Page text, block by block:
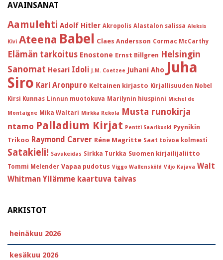
AVAINSANAT
Aamulehti Adolf Hitler Akropolis Alastalon salissa Aleksis
Kivi Ateena Babel Claes Andersson Cormac McCarthy
Elämän tarkoitus Enostone Ernst Billgren Helsingin
Sanomat Hesari Idoli J.M. Coetzee Juhani Aho Juha
Siro Kari Aronpuro Keltainen kirjasto Kirjallisuuden Nobel
Kirsi Kunnas Linnun muotokuva Marilynin hiuspinni Michel de
Montaigne Mika Waltari Mirkka Rekola Musta runokirja
ntamo Palladium Kirjat Pentti Saarikoski Pyynikin
Trikoo Raymond Carver Réne Magritte Saat toivoa kolmesti
Satakieli! Savukeidas Sirkka Turkka Suomen kirjailijaliitto
Tommi Melender Vapaa pudotus Viggo Wallensköld Viljo Kajava Walt
Whitman Yllämme kaartuva taivas
ARKISTOT
heinäkuu 2026
kesäkuu 2026